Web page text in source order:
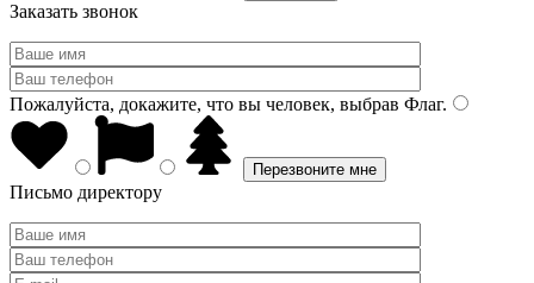
Заказать звонок
Пожалуйста, докажите, что вы человек, выбрав Флаг.
Письмо директору